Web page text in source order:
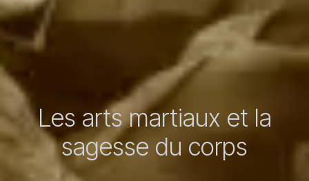
Les arts martiaux et la
sagesse du corps